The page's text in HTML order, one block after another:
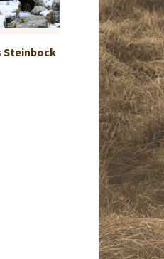
Steinbock
Himalya
Süd...